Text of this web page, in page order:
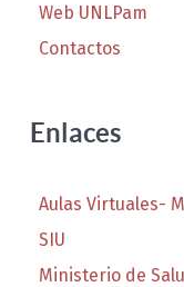
Web UNLPam
Contactos
Enlaces
Aulas Virtuales-
SIU
Ministerio de